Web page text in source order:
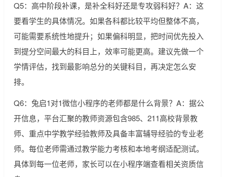
Q5：高中阶段补课，是补全科好还是专攻弱科好？A：这
要看学生的具体情况。如果各科都比较平均但整体不高，
可能需要系统性地提升；如果偏科明显，把时间优先投入
到提分空间最大的科目上，效率可能更高。建议先做一个
学情评估，找到最影响总分的关键科目，再决定怎么安
排。
Q6：兔启1对1微信小程序的老师都是什么背景？A：据公
开信息，平台汇聚的教师资源包含985、211高校背景教
师、重点中学教学经验教师及具备丰富辅导经验的专业老
师。每位老师需通过教学能力考核和本地考纲适配测试。
具体到每一位老师，家长可以在小程序端查看相关资质信